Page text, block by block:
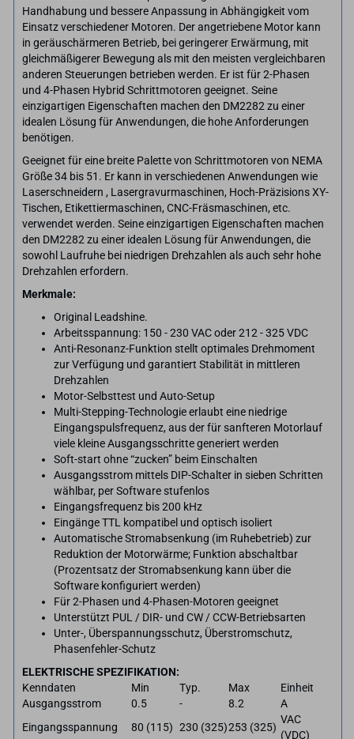
Handhabung und bessere Anpassung in Abhängigkeit vom
Einsatz verschiedener Motoren. Der angetriebene Motor kann
in geräuschärmeren Betrieb, bei geringerer Erwärmung, mit
gleichmäßigerer Bewegung als mit den meisten vergleichbaren
anderen Steuerungen betrieben werden. Er ist für 2-Phasen
und 4-Phasen Hybrid Schrittmotoren geeignet. Seine
einzigartigen Eigenschaften machen den DM2282 zu einer
idealen Lösung für Anwendungen, die hohe Anforderungen
benötigen.
Geeignet für eine breite Palette von Schrittmotoren von NEMA
Größe 34 bis 51. Er kann in verschiedenen Anwendungen wie
Laserschneidern , Lasergravurmaschinen, Hoch-Präzisions XY-
Tischen, Etikettiermaschinen, CNC-Fräsmaschinen, etc.
verwendet werden. Seine einzigartigen Eigenschaften machen
den DM2282 zu einer idealen Lösung für Anwendungen, die
sowohl Laufruhe bei niedrigen Drehzahlen als auch sehr hohe
Drehzahlen erfordern.
Merkmale:
Original Leadshine.
Arbeitsspannung: 150 - 230 VAC oder 212 - 325 VDC
Anti-Resonanz-Funktion stellt optimales Drehmoment
zur Verfügung und garantiert Stabilität in mittleren
Drehzahlen
Motor-Selbsttest und Auto-Setup
Multi-Stepping-Technologie erlaubt eine niedrige
Eingangspulsfrequenz, aus der für sanfteren Motorlauf
viele kleine Ausgangsschritte generiert werden
Soft-start ohne “zucken” beim Einschalten
Ausgangsstrom mittels DIP-Schalter in sieben Schritten
wählbar, per Software stufenlos
Eingangsfrequenz bis 200 kHz
Eingänge TTL kompatibel und optisch isoliert
Automatische Stromabsenkung (im Ruhebetrieb) zur
Reduktion der Motorwärme; Funktion abschaltbar
(Prozentsatz der Stromabsenkung kann über die
Software konfiguriert werden)
Für 2-Phasen und 4-Phasen-Motoren geeignet
Unterstützt PUL / DIR- und CW / CCW-Betriebsarten
Unter-, Überspannungsschutz, Überstromschutz,
Phasenfehler-Schutz
ELEKTRISCHE SPEZIFIKATION:
Kenndaten
Min Typ. Max
Einheit
Ausgangsstrom
0.5 - 8.2
A
Eingangsspannung
80 (115) 230 (325)253 (325)
VAC
(VDC)